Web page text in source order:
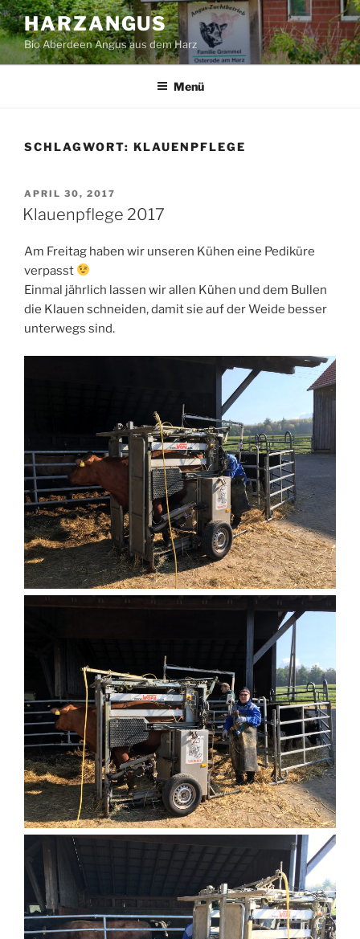
Zum
Inhalt
springen
HARZANGUS
Bio Aberdeen Angus aus dem Harz
Menü
SCHLAGWORT: KLAUENPFLEGE
VERÖFFENTLICHT
AM
APRIL 30, 2017
Klauenpflege 2017
Am Freitag haben wir unseren Kühen eine Pediküre
verpasst
Einmal jährlich lassen wir allen Kühen und dem Bullen
die Klauen schneiden, damit sie auf der Weide besser
unterwegs sind.